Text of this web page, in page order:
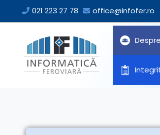
021 223 27 78 office@infofer.ro